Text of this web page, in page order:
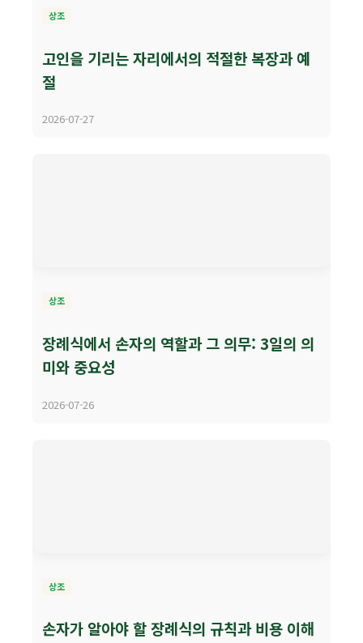
상조
고인을 기리는 자리에서의 적절한 복장과 예
절
2026-07-27
상조
장례식에서 손자의 역할과 그 의무: 3일의 의
미와 중요성
2026-07-26
상조
손자가 알아야 할 장례식의 규칙과 비용 이해